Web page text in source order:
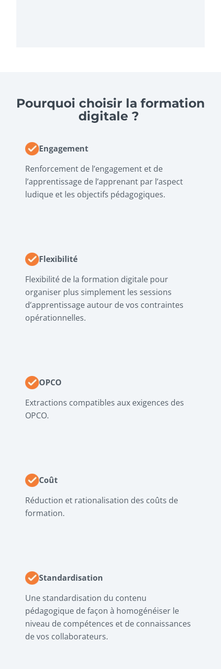
Pourquoi choisir la formation
digitale ?
Engagement
Renforcement de l’engagement et de
l’apprentissage de l’apprenant par l’aspect
ludique et les objectifs pédagogiques.
Flexibilité
Flexibilité de la formation digitale pour
organiser plus simplement les sessions
d’apprentissage autour de vos contraintes
opérationnelles.
OPCO
Extractions compatibles aux exigences des
OPCO.
Coût
Réduction et rationalisation des coûts de
formation.
Standardisation
Une standardisation du contenu
pédagogique de façon à homogénéiser le
niveau de compétences et de connaissances
de vos collaborateurs.